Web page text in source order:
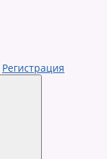
Регистрация